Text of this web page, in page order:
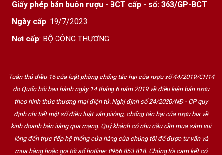
Giấy phép bán buôn rượu - BCT cấp - số: 363/GP-BCT
Ngày cấp: 19/7/2023
Nơi cấp: BỘ CÔNG THƯƠNG
Tuân thủ điều 16 của luật phòng chống tác hại của rượu số 44/2019/CH14
do Quốc hội ban hành ngày 14 tháng 6 năm 2019 về điều kiện bán rượu
theo hình thức thương mại điện tử. Nghị định số 24/2020/NĐ - CP quy
định chi tiết một số điều luật văn phòng, chống tác hại của rượu bia về
kinh doanh bán hàng qua mạng. Quý khách có nhu cầu cần mua sắm vui
lòng đến trực tiếp hệ thống cửa hàng của chúng tôi để được tư vấn và
mua hàng hoặc gọi tới số hotline: 0966 853 818. Chúng tôi cam kết có